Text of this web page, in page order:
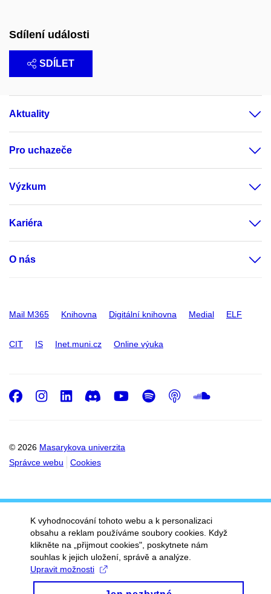
Sdílení události
SDÍLET
Aktuality
Pro uchazeče
Výzkum
Kariéra
O nás
Mail M365 Knihovna Digitální knihovna Medial ELF
CIT IS Inet.muni.cz Online výuka
© 2026 Masarykova univerzita
Správce webu
Cookies
Facebook
Instagram
LinkedIn
DiscordYoutube
Spotify
Podcast
K vyhodnocování tohoto webu a k personalizaci
obsahu a reklam používáme soubory cookies. Když
klikněte na „přijmout cookies", poskytnete nám
souhlas k jejich uložení, správě a analýze.
Upravit možnosti